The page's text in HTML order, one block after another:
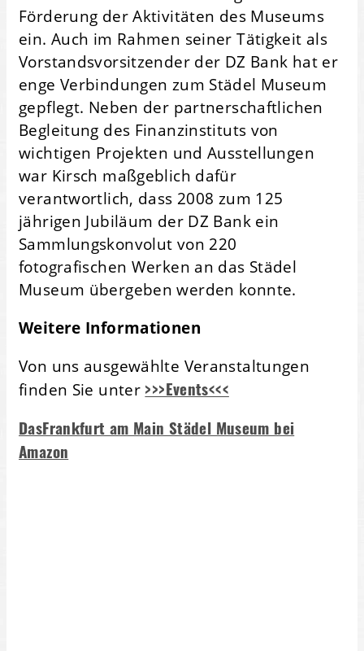
Förderung der Aktivitäten des Museums
ein. Auch im Rahmen seiner Tätigkeit als
Vorstandsvorsitzender der DZ Bank hat er
enge Verbindungen zum Städel Museum
gepflegt. Neben der partnerschaftlichen
Begleitung des Finanzinstituts von
wichtigen Projekten und Ausstellungen
war Kirsch maßgeblich dafür
verantwortlich, dass 2008 zum 125
jährigen Jubiläum der DZ Bank ein
Sammlungskonvolut von 220
fotografischen Werken an das Städel
Museum übergeben werden konnte.
Weitere Informationen
Von uns ausgewählte Veranstaltungen
finden Sie unter >>>Events<<<
DasFrankfurt am Main Städel Museum bei
Amazon